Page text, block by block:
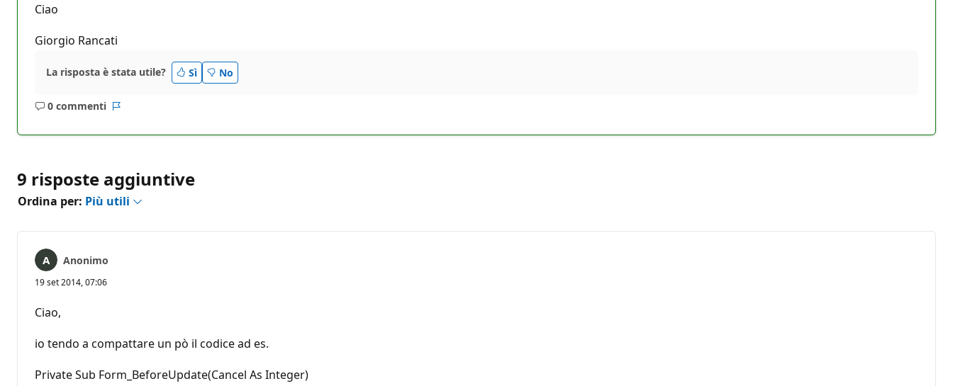
Ciao
Giorgio Rancati
La risposta è stata utile? Sì No
0 commenti
Nessun
9 risposte aggiuntive
Ordina per: Più utili
Anonimo
19 set 2014, 07:06
Ciao,
io tendo a compattare un pò il codice ad es.
Private Sub Form_BeforeUpdate(Cancel As Integer)